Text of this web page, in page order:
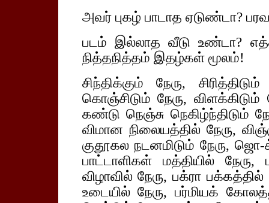
அவர் புகழ் பாடாத ஏடுண்டா?
படம் இல்லாத வீடு உண்டா?
நித்தநித்தம் இதழ்கள் மூலம்!
சிந்திக்கும் நேரு,
கொஞ்சிடும் நேரு, விளக்கிடும்
கண்டு நெஞ்சு நெகிழ்ந்திடும்
விமான நிலையத்தில் நேரு,
குதூகல நடனமிடும் நேரு,
பாட்டாளிகள் மத்தியில் நேரு,
விழாவில் நேரு, பக்ரா
உடையில் நேரு, பர்மியக்